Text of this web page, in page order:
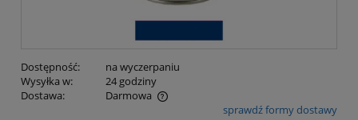
Dostępność:
na wyczerpaniu
Wysyłka w:
24 godziny
Dostawa:
Darmowa
Cena nie zawiera ewentualnych kosztów płatnościsprawdź formy dostawy